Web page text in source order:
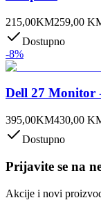
215,00KM259,00
Dostupno
-8%
Dell 27 Monitor
395,00KM430,00
Dostupno
Prijavite se na
Akcije i novi